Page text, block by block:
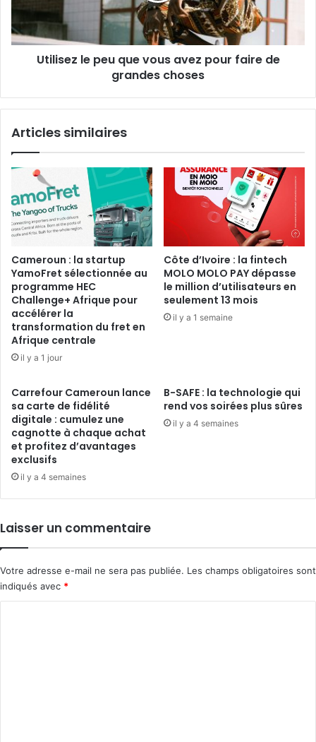
faire
de
grandesUtilisez le peu que vous avez pour faire de
grandes choses
Articles similaires
Cameroun : la startup
YamoFret sélectionnée au
programme HEC
Challenge+ Afrique pour
accélérer la
transformation du fret en
Afrique centrale
il y a 1 jour
Côte d’Ivoire : la fintech
MOLO MOLO PAY dépasse
le million d’utilisateurs en
seulement 13 mois
il y a 1 semaine
Carrefour Cameroun lance
sa carte de fidélité
digitale : cumulez une
cagnotte à chaque achat
et profitez d’avantages
exclusifs
il y a 4 semaines
B-SAFE : la technologie qui
rend vos soirées plus sûres
il y a 4 semaines
Laisser un commentaire
Votre adresse e-mail ne sera pas publiée. Les champs obligatoires sont
indiqués avec *